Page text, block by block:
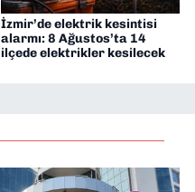
İzmir’de elektrik kesintisi
alarmı: 8 Ağustos’ta 14
ilçede elektrikler kesilecek